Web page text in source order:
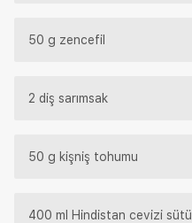
50 g zencefil
2 diş sarımsak
50 g kişniş tohumu
400 ml Hindistan cevizi sütü